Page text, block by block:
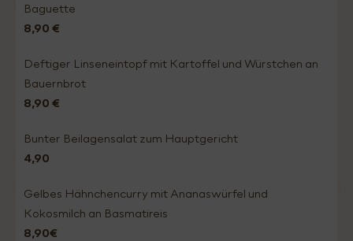
Baguette
8,90 €
Deftiger Linseneintopf mit Kartoffel und Würstchen an
Bauernbrot
8,90 €
Bunter Beilagensalat zum Hauptgericht
4,90
Gelbes Hähnchencurry mit Ananaswürfel und
Kokosmilch an Basmatireis
8,90€